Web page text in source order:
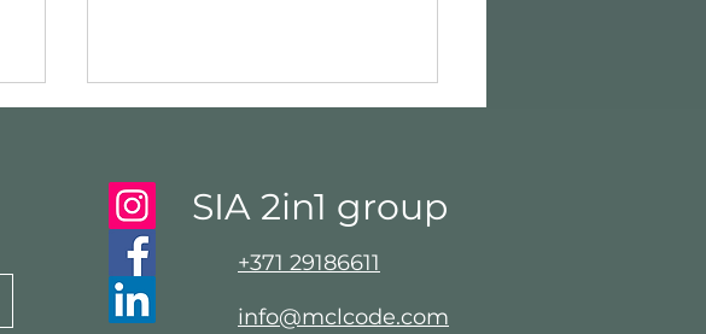
Pārmaiņu kultūra ar
SIA 2in1 group​
+371 29186611
info@mclcode.com